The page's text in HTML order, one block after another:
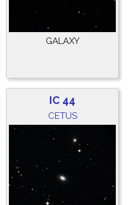
GALAXY
IC 44
CETUS